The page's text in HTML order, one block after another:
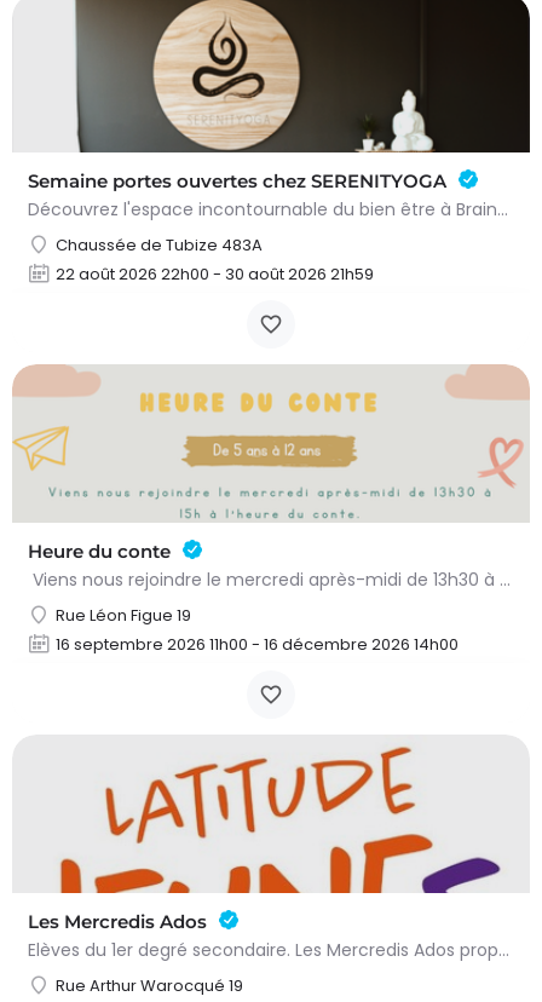
Semaine portes ouvertes chez SERENITYOGA
Découvrez l'espace incontournable du bien être à Braine L'alleud!Du 23 au 30 aout 2026 nous proposons un Pass…
Chaussée de Tubize 483A
22 août 2026 22h00 - 30 août 2026 21h59
Heure du conte
Viens nous rejoindre le mercredi après-midi de 13h30 à 15h à l’heure du conte. On y lit des histoires…
Rue Léon Figue 19
16 septembre 2026 11h00 - 16 décembre 2026 14h00
Les Mercredis Ados
Elèves du 1er degré secondaire. Les Mercredis Ados proposent, aux jeunes, un accompagnement scolaire et une…
Rue Arthur Warocqué 19